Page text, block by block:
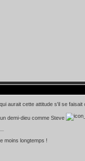
aurait cette attitude s'il se
demi-dieu comme Steve
moins longtemps !